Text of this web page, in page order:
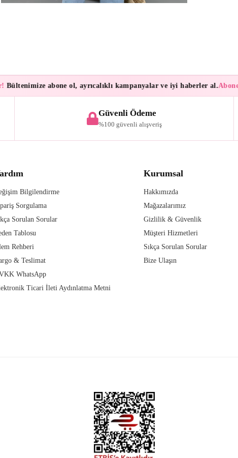
abone ol, ayrıcalıklı kampanyalar ve iyi haberler al.
Güvenli Ödeme
%100 güvenli alışveriş
Bilgilendirme
Sorgulama
Sorulan Sorular
Tablosu
Rehberi
& Teslimat
WhatsApp
Ticari İleti Aydınlatma Metni
Kurumsal
Hakkımızda
Mağazalarımız
Gizlilik & Güvenlik
Müşteri Hizmetleri
Sıkça Sorulan Sorular
Bize Ulaşın